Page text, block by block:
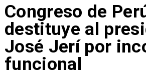
Congreso de
destituye al
José Jerí por
funcional